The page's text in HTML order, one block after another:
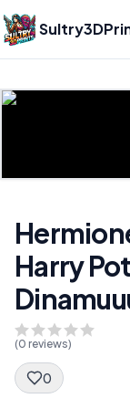
Harry
(0 reviews)
0